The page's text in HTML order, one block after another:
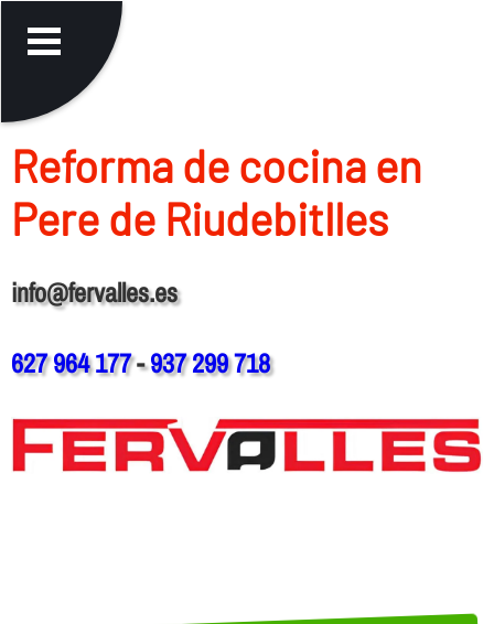
Reforma de cocina en
Pere de Riudebitlles
info@fervalles.es
627 964 177-937 299 718